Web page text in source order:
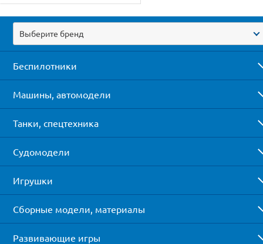
Выберите бренд
Беспилотники
Машины, автомодели
Танки, спецтехника
Судомодели
Игрушки
Сборные модели, материалы
Развивающие игры